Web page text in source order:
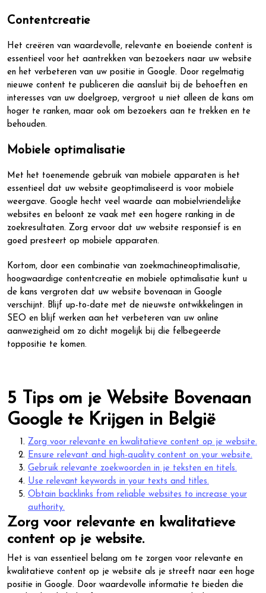
Contentcreatie
Het creëren van waardevolle, relevante en boeiende content is
essentieel voor het aantrekken van bezoekers naar uw website
en het verbeteren van uw positie in Google. Door regelmatig
nieuwe content te publiceren die aansluit bij de behoeften en
interesses van uw doelgroep, vergroot u niet alleen de kans om
hoger te ranken, maar ook om bezoekers aan te trekken en te
behouden.
Mobiele optimalisatie
Met het toenemende gebruik van mobiele apparaten is het
essentieel dat uw website geoptimaliseerd is voor mobiele
weergave. Google hecht veel waarde aan mobielvriendelijke
websites en beloont ze vaak met een hogere ranking in de
zoekresultaten. Zorg ervoor dat uw website responsief is en
goed presteert op mobiele apparaten.
Kortom, door een combinatie van zoekmachineoptimalisatie,
hoogwaardige contentcreatie en mobiele optimalisatie kunt u
de kans vergroten dat uw website bovenaan in Google
verschijnt. Blijf up-to-date met de nieuwste ontwikkelingen in
SEO en blijf werken aan het verbeteren van uw online
aanwezigheid om zo dicht mogelijk bij die felbegeerde
toppositie te komen.
5 Tips om je Website Bovenaan
Google te Krijgen in België
Zorg voor relevante en kwalitatieve content op je website.
Ensure relevant and high-quality content on your website.
Gebruik relevante zoekwoorden in je teksten en titels.
Use relevant keywords in your texts and titles.
Obtain backlinks from reliable websites to increase your
authority.
Zorg voor relevante en kwalitatieve
content op je website.
Het is van essentieel belang om te zorgen voor relevante en
kwalitatieve content op je website als je streeft naar een hoge
positie in Google. Door waardevolle informatie te bieden die